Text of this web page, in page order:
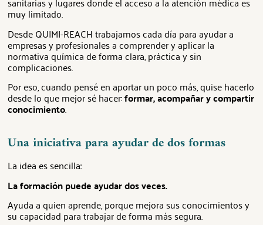
muy limitado.
Desde QUIMI-REACH trabajamos cada día para ayudar a
empresas y profesionales a comprender y aplicar la
normativa química de forma clara, práctica y sin
complicaciones.
Por eso, cuando pensé en aportar un poco más, quise hacerlo
desde lo que mejor sé hacer:formar, acompañar y compartir
conocimiento.
Una iniciativa para ayudar de dos formas
La idea es sencilla:
La formación puede ayudar dos veces.
Ayuda a quien aprende, porque mejora sus conocimientos y
su capacidad para trabajar de forma más segura.